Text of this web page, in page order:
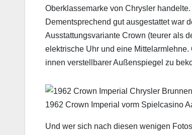
Oberklassemarke von Chrysler
Dementsprechend gut ausgestattet war
Ausstattungsvariante Crown (teurer als
elektrische Uhr und eine
innen verstellbarer Außenspiegel zu
1962 Crown Imperial vorm Spielcasino
Und wer sich nach diesen wenigen